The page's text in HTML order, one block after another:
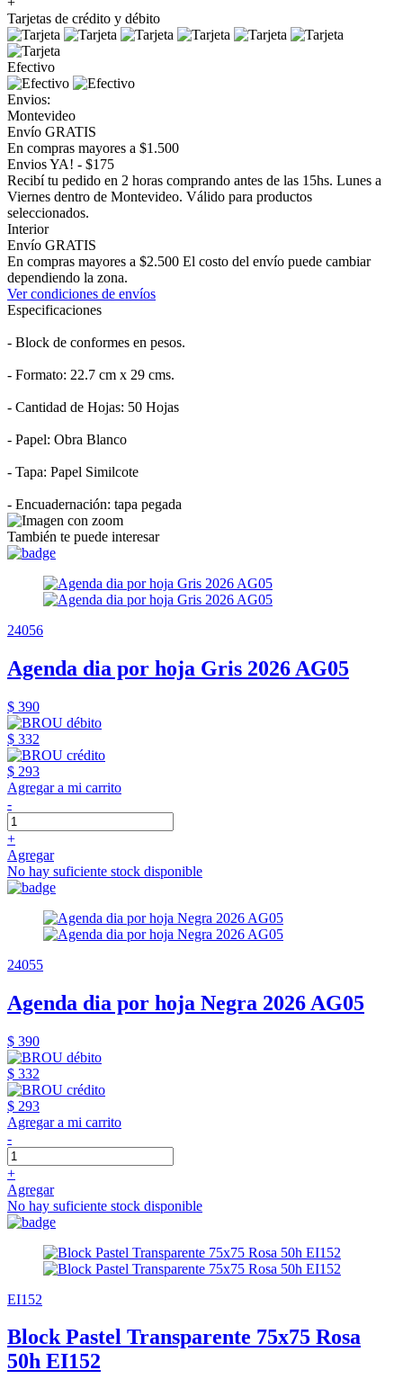
Tarjetas de crédito y débito
Efectivo
Envios:
Montevideo
Envío GRATIS
En compras mayores a $1.500
Envios YA! - $175
Recibí tu pedido en 2 horas comprando antes de las 15hs. Lunes a
Viernes dentro de Montevideo. Válido para productos
seleccionados.
Interior
Envío GRATIS
En compras mayores a $2.500 El costo del envío puede cambiar
dependiendo la zona.
Ver condiciones de envíos
Especificaciones
- Block de conformes en pesos.
- Formato: 22.7 cm x 29 cms.
- Cantidad de Hojas: 50 Hojas
- Papel: Obra Blanco
- Tapa: Papel Similcote
- Encuadernación: tapa pegada
También te puede interesar
24056
Agenda dia por hoja Gris 2026 AG05
$ 390
$ 332
$ 293
Agregar a mi carrito
-
+
Agregar
No hay suficiente stock disponible
24055
Agenda dia por hoja Negra 2026 AG05
$ 390
$ 332
$ 293
Agregar a mi carrito
-
+
Agregar
No hay suficiente stock disponible
EI152
Block Pastel Transparente 75x75 Rosa
50h EI152